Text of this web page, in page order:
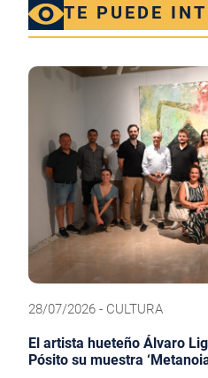
TE PUEDE
28/07/2026 - CULTURA
El artista hueteño Álvaro
Pósito su muestra